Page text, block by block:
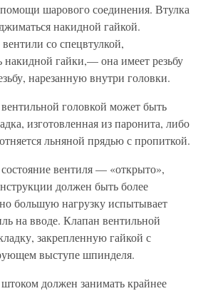
шарового соединения. Втулка
накидной гайкой.
со спецвтулкой,
гайки,— она имеет резьбу
нарезанную внутри головки.
головкой может быть
изготовленная из паронита, либо
льняной прядью с пропиткой.
вентиля — «открыто»,
должен быть более
большую нагрузку испытывает
на вводе. Клапан вентильной
закрепленную гайкой с
выступе шпинделя.
должен занимать крайнее